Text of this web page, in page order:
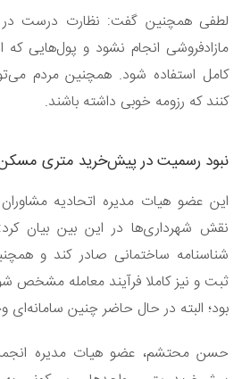
لطفی همچنین گفت: نظارت درست در
مازادفروشی انجام نشود و پول‌هایی که
کامل استفاده شود. همچنین مردم
کنند که رزومه خوبی داشته باشند.
نبود رسمیت در پیش‌خرید متری
این عضو هیات مدیره اتحادیه
نقش شهرداری‌ها در این بین بیان
شناسنامه ساختمانی صادر کند و
ثبت و نیز کاملا فرآیند معامله
بود؛ البته در حال حاضر چنین سامانه‌ای
حسن محتشم، عضو هیات مدیره انجمن